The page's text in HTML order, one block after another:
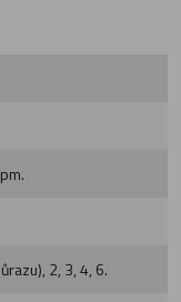
2, 3, 4, 6.